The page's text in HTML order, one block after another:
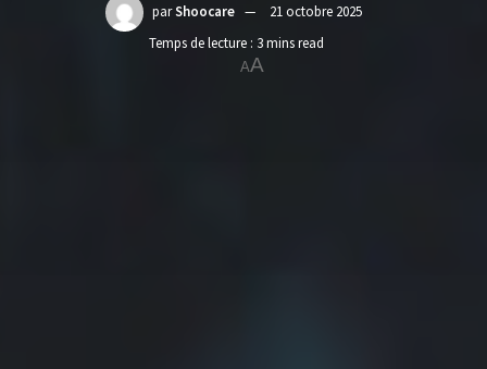
par Shoocare
21 octobre 2025
Temps de lecture : 3 mins read
AA